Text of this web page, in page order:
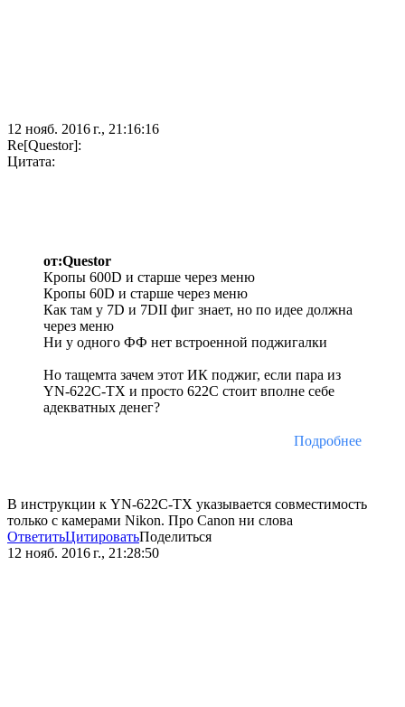
12 нояб. 2016 г., 21:16:16
Re[Questor]:
Цитата:
от:Questor
Кропы 600D и старше через меню
Кропы 60D и старше через меню
Как там у 7D и 7DII фиг знает, но по идее должна
через меню
Ни у одного ФФ нет встроенной поджигалки
Но тащемта зачем этот ИК поджиг, если пара из
YN-622C-TX и просто 622C стоит вполне себе
адекватных денег?
Подробнее
В инструкции к YN-622C-TX указывается совместимость
только с камерами Nikon. Про Canon ни слова
ОтветитьЦитироватьПоделиться
12 нояб. 2016 г., 21:28:50